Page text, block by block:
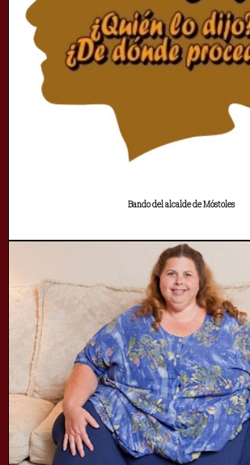
Bando del alcalde de Móstoles